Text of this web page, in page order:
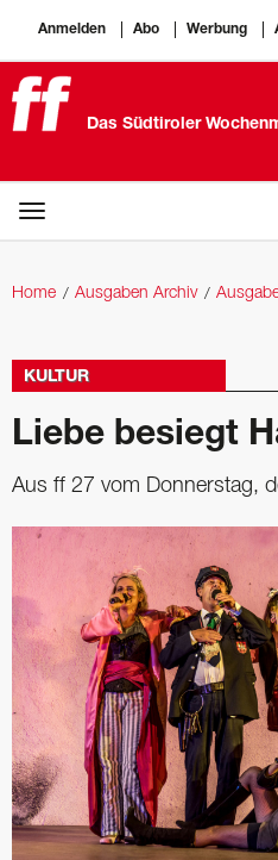
Anmelden Abo Werbung
Das Südtiroler
Home Ausgaben Archiv
KULTUR
Liebe besiegt
Aus ff 27 vom Donnerstag,